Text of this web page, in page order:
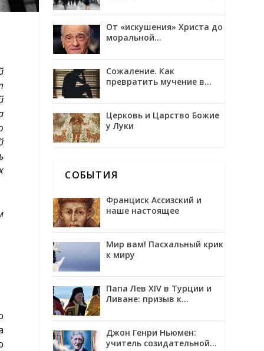
обожением
От «искушения» Христа до
моральной
фильмах Мартина
Скорсезе
Сожаление. Как
превратить мучение в
Церковь и Царство Божие
у Луки
СОБЫТИЯ
Франциск Ассизский и
наше настоящее
Мир вам! Пасхальный крик
к миру
Папа Лев XIV в Турции и
Ливане: призыв к
Джон Генри Ньюмен:
учитель созидательной